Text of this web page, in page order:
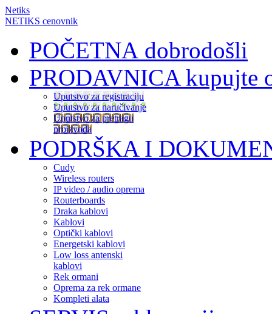
Netiks
NETIKS cenovnik
POČETNA dobrodošli
PRODAVNICAkupujte
Uputstvo za registraciju
Uputstvo za naručivanje
Uputstvo za pretragu
proizvoda
PODRŠKA I
Cudy
Wireless routers
IP video / audio oprema
Routerboards
Draka kablovi
Kablovi
Optički kablovi
Energetski kablovi
Low loss antenski
kablovi
Rek ormani
Oprema za rek ormane
Kompleti alata